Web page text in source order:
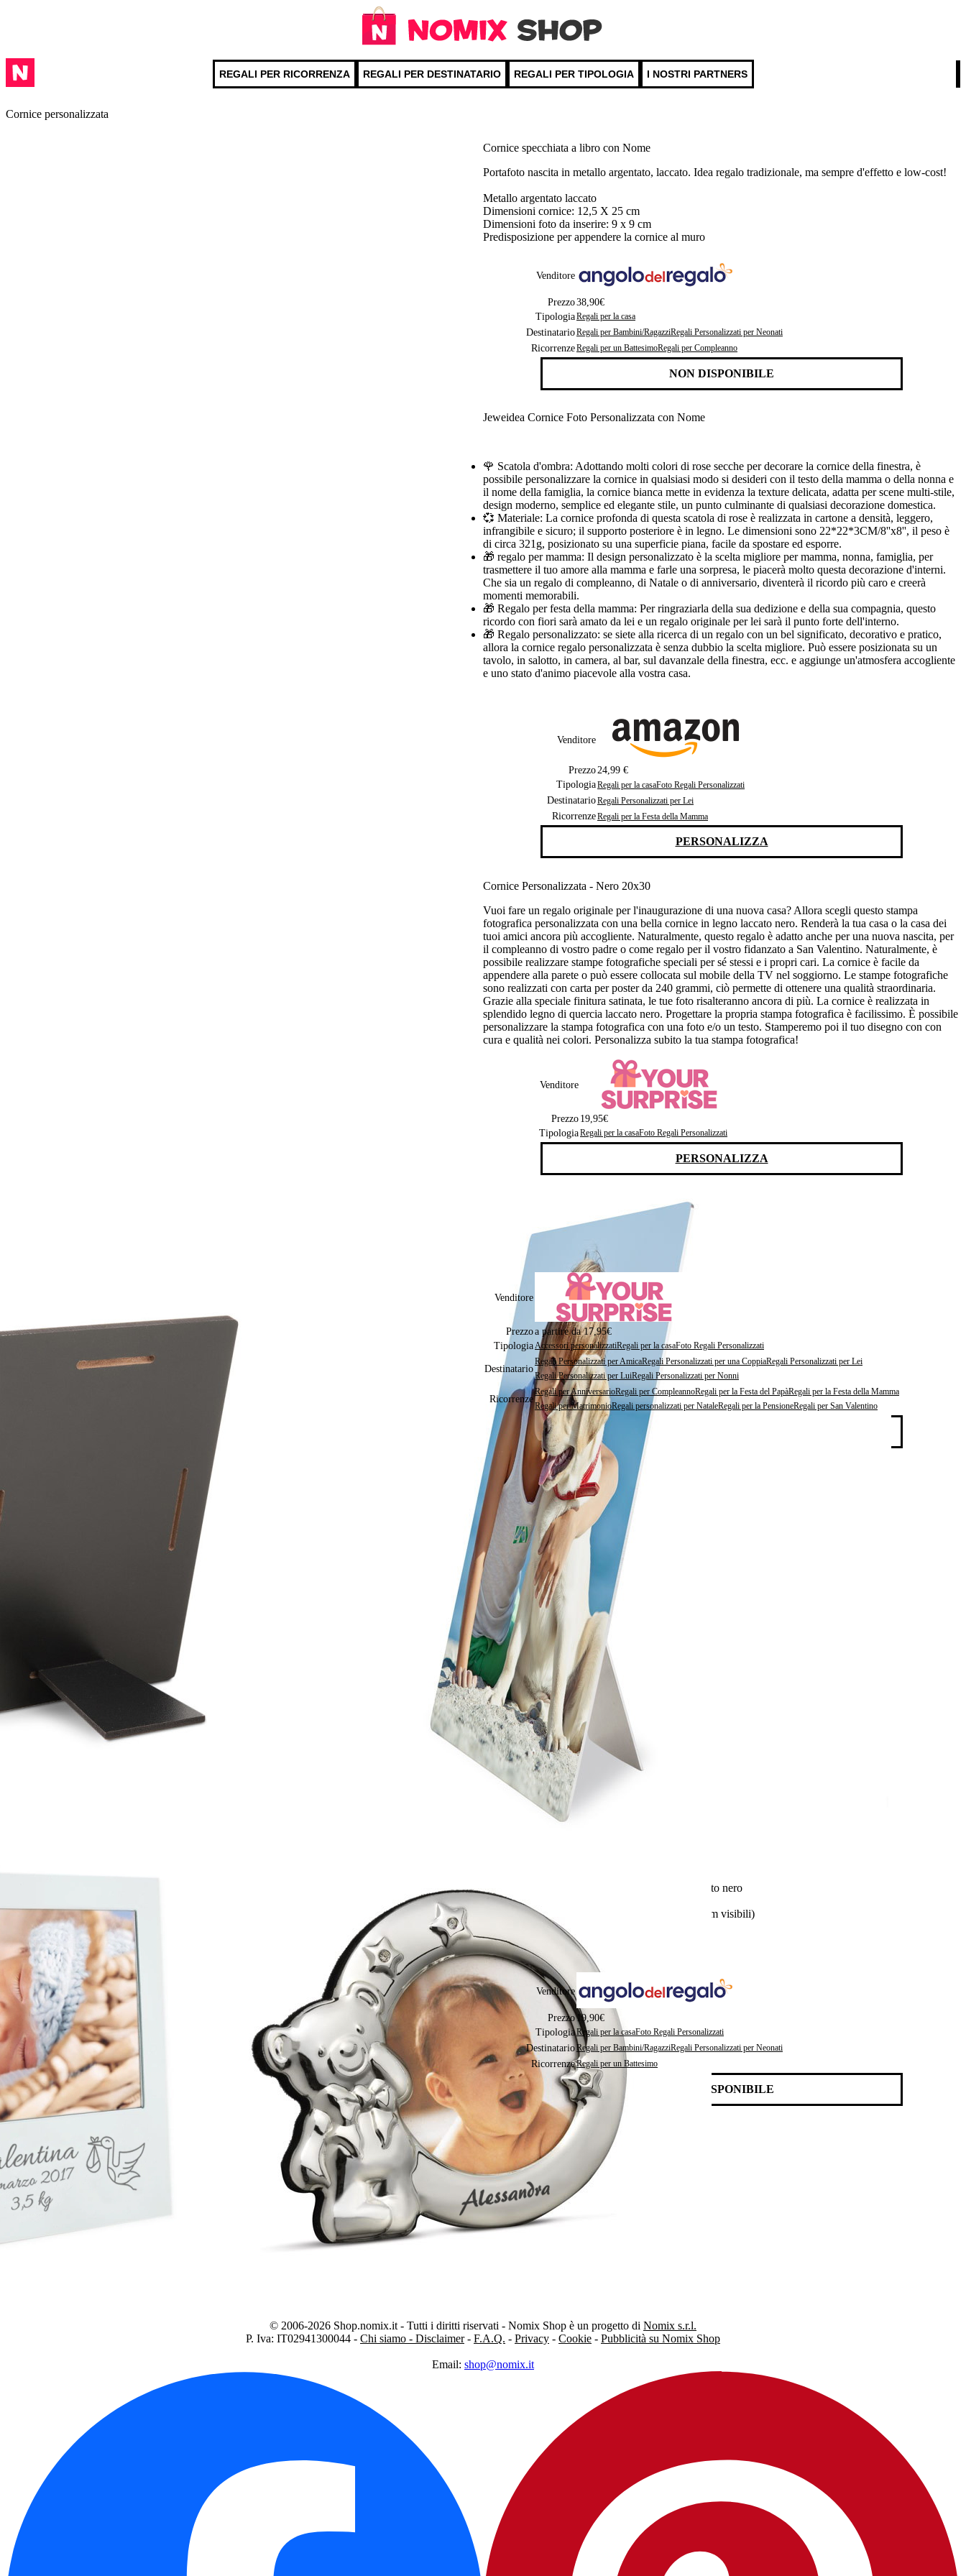
REGALI PER RICORRENZA REGALI PER DESTINATARIO REGALI PER TIPOLOGIA I NOSTRI PARTNERS
Cornice personalizzata
Cornice specchiata a libro con Nome
Portafoto nascita in metallo argentato, laccato. Idea regalo tradizionale, ma sempre d'effetto e low-cost!
Metallo argentato laccato
Dimensioni cornice: 12,5 X 25 cm
Dimensioni foto da inserire: 9 x 9 cm
Predisposizione per appendere la cornice al muro
Venditore
Prezzo38,90€
TipologiaRegali per la casa
DestinatarioRegali per Bambini/RagazziRegali Personalizzati per Neonati
RicorrenzeRegali per un BattesimoRegali per Compleanno
NON DISPONIBILE
Jeweidea Cornice Foto Personalizzata con Nome
🌹 Scatola d'ombra: Adottando molti colori di rose secche per decorare la cornice della finestra, è
possibile personalizzare la cornice in qualsiasi modo si desideri con il testo della mamma o della nonna e
il nome della famiglia, la cornice bianca mette in evidenza la texture delicata, adatta per scene multi-stile,
design moderno, semplice ed elegante stile, un punto culminante di qualsiasi decorazione domestica.
💞 Materiale: La cornice profonda di questa scatola di rose è realizzata in cartone a densità, leggero,
infrangibile e sicuro; il supporto posteriore è in legno. Le dimensioni sono 22*22*3CM/8''x8'', il peso è
di circa 321g, posizionato su una superficie piana, facile da spostare ed esporre.
🎁 regalo per mamma: Il design personalizzato è la scelta migliore per mamma, nonna, famiglia, per
trasmettere il tuo amore alla mamma e farle una sorpresa, le piacerà molto questa decorazione d'interni.
Che sia un regalo di compleanno, di Natale o di anniversario, diventerà il ricordo più caro e creerà
momenti memorabili.
🎁 Regalo per festa della mamma: Per ringraziarla della sua dedizione e della sua compagnia, questo
ricordo con fiori sarà amato da lei e un regalo originale per lei sarà il punto forte dell'interno.
🎁 Regalo personalizzato: se siete alla ricerca di un regalo con un bel significato, decorativo e pratico,
allora la cornice regalo personalizzata è senza dubbio la scelta migliore. Può essere posizionata su un
tavolo, in salotto, in camera, al bar, sul davanzale della finestra, ecc. e aggiunge un'atmosfera accogliente
e uno stato d'animo piacevole alla vostra casa.
Venditore
Prezzo24,99 €
TipologiaRegali per la casaFoto Regali Personalizzati
DestinatarioRegali Personalizzati per Lei
RicorrenzeRegali per la Festa della Mamma
PERSONALIZZA
Cornice Personalizzata - Nero 20x30
Vuoi fare un regalo originale per l'inaugurazione di una nuova casa? Allora scegli questo stampa
fotografica personalizzata con una bella cornice in legno laccato nero. Renderà la tua casa o la casa dei
tuoi amici ancora più accogliente. Naturalmente, questo regalo è adatto anche per una nuova nascita, per
il compleanno di vostro padre o come regalo per il vostro fidanzato a San Valentino. Naturalmente, è
possibile realizzare stampe fotografiche speciali per sé stessi e i propri cari. La cornice è facile da
appendere alla parete o può essere collocata sul mobile della TV nel soggiorno. Le stampe fotografiche
sono realizzati con carta per poster da 240 grammi, ciò permette di ottenere una qualità straordinaria.
Grazie alla speciale finitura satinata, le tue foto risalteranno ancora di più. La cornice è realizzata in
splendido legno di quercia laccato nero. Progettare la propria stampa fotografica è facilissimo. È possibile
personalizzare la stampa fotografica con una foto e/o un testo. Stamperemo poi il tuo disegno con con
cura e qualità nei colori. Personalizza subito la tua stampa fotografica!
Venditore
Prezzo 19,95€
TipologiaRegali per la casaFoto Regali Personalizzati
PERSONALIZZA
Cornice portafoto in vari materiali e dimensioni
Puoi stampare la foto direttamente sulla superficie
Disponibile in vetro, alluminio, legno
Venditore
Prezzoa partire da 17,95€
TipologiaAccessori personalizzatiRegali per la casaFoto Regali Personalizzati
Destinatario
Regali Personalizzati per AmicaRegali Personalizzati per una CoppiaRegali Personalizzati per Lei
Regali Personalizzati per LuiRegali Personalizzati per Nonni
Ricorrenze
Regali per AnniversarioRegali per CompleannoRegali per la Festa del PapàRegali per la Festa della Mamma
Regali per MatrimonioRegali personalizzati per NataleRegali per la PensioneRegali per San Valentino
Materiale: metallo argentato - retro e piede in velluto nero
Misure: 17 x 16 cm
Misure della foto da inserire: 15 x 10 cm (14 x 9 cm visibili)
Incisione laser
Foto non inclusa
Completa di scatola
Venditore
Prezzo19,90€
TipologiaRegali per la casaFoto Regali Personalizzati
DestinatarioRegali per Bambini/RagazziRegali Personalizzati per Neonati
RicorrenzeRegali per un Battesimo
NON DISPONIBILE
© 2006-2026 Shop.nomix.it - Tutti i diritti riservati - Nomix Shop è un progetto di Nomix s.r.l.
P. Iva: IT02941300044 - Chi siamo - Disclaimer- F.A.Q. - Privacy - Cookie - Pubblicità su Nomix Shop
Email: shop@nomix.it